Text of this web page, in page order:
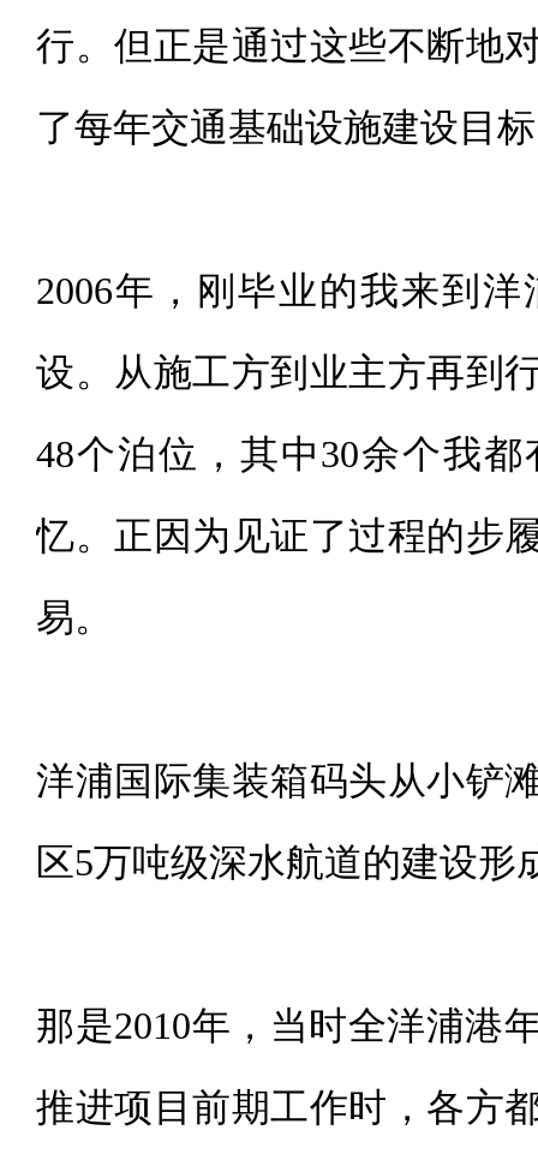
行。但正是通过这些不断地
了每年交通基础设施建设目
2006年，刚毕业的我来到
设。从施工方到业主方再到
48个泊位，其中30余个我
忆。正因为见证了过程的步
易。
洋浦国际集装箱码头从小铲
区5万吨级深水航道的建设
那是2010年，当时全洋浦港
推进项目前期工作时，各方